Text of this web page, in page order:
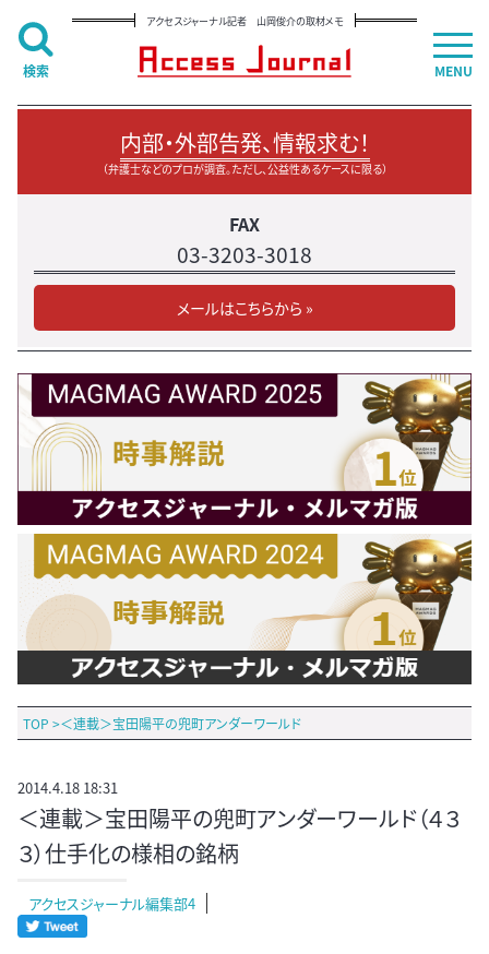
アクセスジャーナル記者 山岡俊介の取材メモ
内部・外部告発、情報求む！
（弁護士などのプロが調査。ただし、公益性あるケースに限る）
FAX
03-3203-3018
メールはこちらから »
TOP >＜連載＞宝田陽平の兜町アンダーワールド
2014.4.18 18:31
＜連載＞宝田陽平の兜町アンダーワールド（４３
３）仕手化の様相の銘柄
アクセスジャーナル編集部4
MENU
検索